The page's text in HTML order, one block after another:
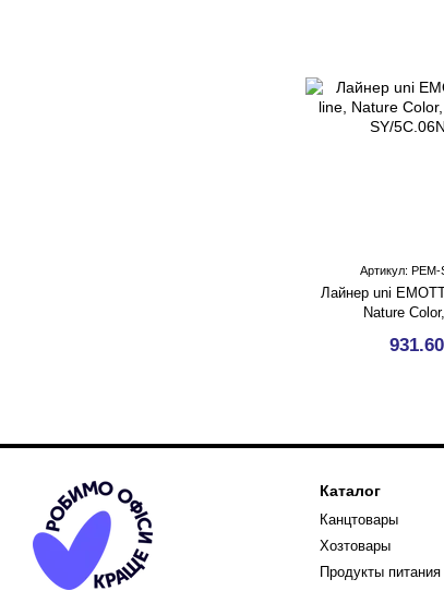
Артикул:
Лайнер uni
Nature
Каталог
Канцтовары
Хозтовары
Продукты питания